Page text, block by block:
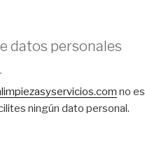
datos personales
no es
ningún dato personal.